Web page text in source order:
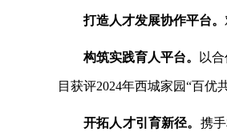
打造人才发展协作平台。
构筑实践育人平台。 以
目获评2024年西城家园“百优
开拓人才引育新径。 携